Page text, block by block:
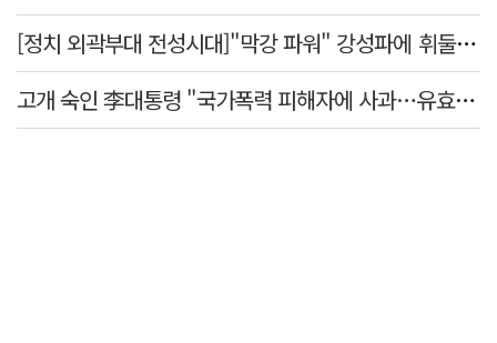
[정치 외곽부대 전성시대]"막강 파워" 강성파에 휘둘리는 여야 …"이슈 메이킹" 커지는 변방의 북소리
고개 숙인 李대통령 "국가폭력 피해자에 사과…유효기간 없는 책임"